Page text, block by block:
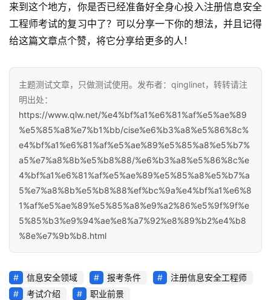
来到这个地方，你是否已经准备好全身心投入注册信息安全
工程师考试的复习中了？可以分享一下你的想法，并且记得
给这篇文章点个赞，将它分享给更多的人！
主题测试文章，只做测试使用。发布者：qinglinet，转转请注
明出处：
https://www.qlw.net/%e4%bf%a1%e6%81%af%e5%ae%89
%e5%85%a8%e7%b1%bb/cise%e6%b3%a8%e5%86%8c%
e4%bf%a1%e6%81%af%e5%ae%89%e5%85%a8%e5%b7%
a5%e7%a8%8b%e5%b8%88/%e6%b3%a8%e5%86%8c%e
4%bf%a1%e6%81%af%e5%ae%89%e5%85%a8%e5%b7%a
5%e7%a8%8b%e5%b8%88%ef%bc%9a%e4%bf%a1%e6%8
1%af%e5%ae%89%e5%85%a8%e9%a2%86%e5%9f%9f%e
5%85%b3%e9%94%ae%e8%a7%92%e8%89%b2%e4%b8
%8e%e7%9b%b8.html
信息安全领域 报考条件
注册信息安全工程师
考试介绍
职业前景